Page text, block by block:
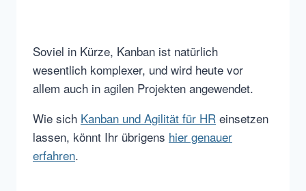
Soviel in Kürze, Kanban ist natürlich
wesentlich komplexer, und wird heute vor
allem auch in agilen Projekten angewendet.
Wie sich Kanban und Agilität für HR einsetzen
lassen, könnt Ihr übrigens hier genauer
erfahren.